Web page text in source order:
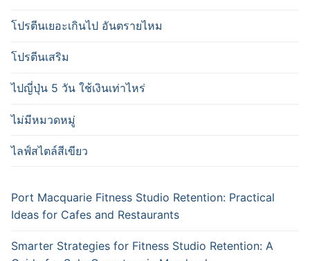
โปรตีนเยอะเกินไป อันตรายไหม
โปรตีนเสริม
ไปญี่ปุ่น 5 วัน ใช้เงินเท่าไหร่
ไม่มีหมวดหมู่
ไลฟ์สไตล์สีเขียว
Port Macquarie Fitness Studio Retention: Practical
Ideas for Cafes and Restaurants
Smarter Strategies for Fitness Studio Retention: A